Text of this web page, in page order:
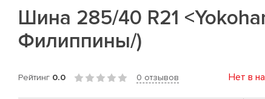
Шина 285/40 R21
Филиппины/)
Рейтинг 0.0 0 отзывов Нет в